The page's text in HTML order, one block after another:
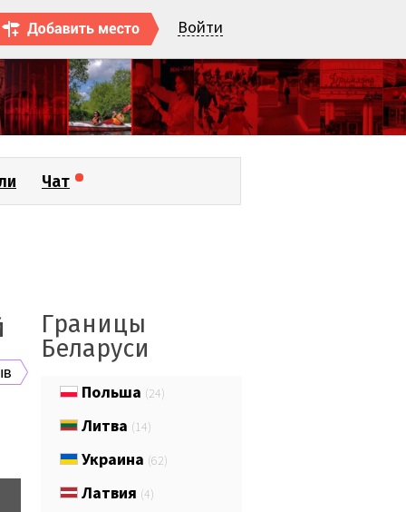
Войти
Чат
Границы
Беларуси
Польша (24)
Литва (14)
Украина (62)
Латвия (4)